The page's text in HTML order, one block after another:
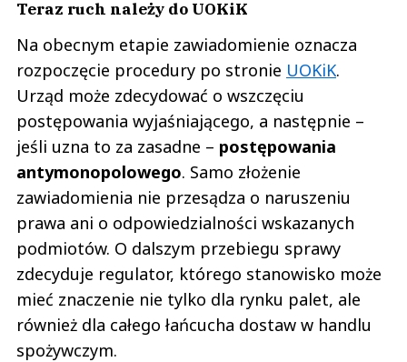
Teraz ruch należy do UOKiK
Na obecnym etapie zawiadomienie oznacza
rozpoczęcie procedury po stronie UOKiK.
Urząd może zdecydować o wszczęciu
postępowania wyjaśniającego, a następnie –
jeśli uzna to za zasadne – postępowania
antymonopolowego. Samo złożenie
zawiadomienia nie przesądza o naruszeniu
prawa ani o odpowiedzialności wskazanych
podmiotów. O dalszym przebiegu sprawy
zdecyduje regulator, którego stanowisko może
mieć znaczenie nie tylko dla rynku palet, ale
również dla całego łańcucha dostaw w handlu
spożywczym.